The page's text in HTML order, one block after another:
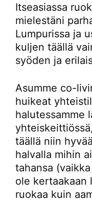
Itseasiassa
mielestäni
Lumpurissa ja
kuljen täällä
syöden ja
Asumme co-
huikeat
halutessamme
täällä niin
halvalla mihin
tahansa
ole kertaakaan
ruokaa kuin